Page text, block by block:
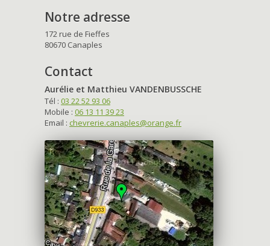
Notre adresse
172 rue de Fieffes
80670 Canaples
Contact
Aurélie et Matthieu VANDENBUSSCHE
Tél : 03 22 52 93 06
Mobile : 06 13 11 39 23
Email : chevrerie.canaples@orange.fr